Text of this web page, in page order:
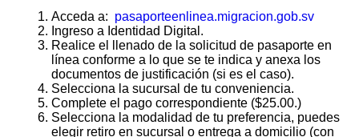
Acceda a: pasaporteenlinea.migracion.gob.sv
Ingreso a Identidad Digital.
Realice el llenado de la solicitud de pasaporte en
línea conforme a lo que se te indica y anexa los
documentos de justificación (si es el caso).
Selecciona la sucursal de tu conveniencia.
Complete el pago correspondiente ($25.00.)
Selecciona la modalidad de tu preferencia, puedes
elegir retiro en sucursal o entrega a domicilio (con